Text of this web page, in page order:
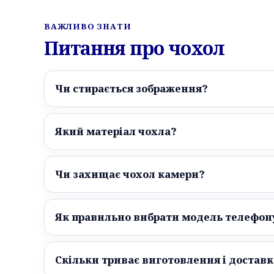
ВАЖЛИВО ЗНАТИ
Питання про чохол
Чи стирається зображення?
Який матеріал чохла?
Чи захищає чохол камери?
Як правильно вибрати модель
Скільки триває виготовлення і